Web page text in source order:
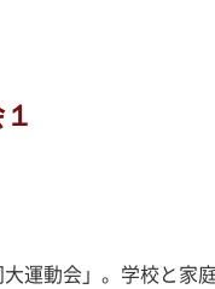
運動会」。学校と